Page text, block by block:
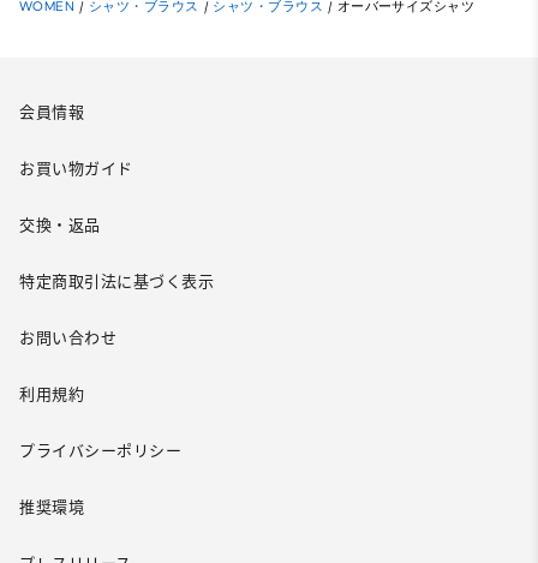
WOMEN / シャツ・ブラウス / シャツ・ブラウス / オーバーサイズシャツ
会員情報
お買い物ガイド
交換・返品
特定商取引法に基づく表示
お問い合わせ
利用規約
プライバシーポリシー
推奨環境